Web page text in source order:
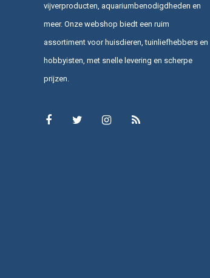
vijverproducten, aquariumbenodigdheden en
meer. Onze webshop biedt een ruim
assortiment voor huisdieren, tuinliefhebbers en
hobbyisten, met snelle levering en scherpe
prijzen.